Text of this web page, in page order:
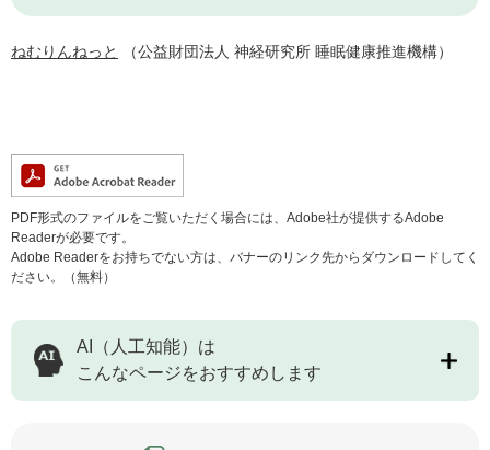
ねむりんねっと （公益財団法人 神経研究所 睡眠健康推進機構）
PDF形式のファイルをご覧いただく場合には、Adobe社が提供するAdobe
Readerが必要です。
Adobe Readerをお持ちでない方は、バナーのリンク先からダウンロードしてく
ださい。（無料）
AI（人工知能）は
こんなページをおすすめします